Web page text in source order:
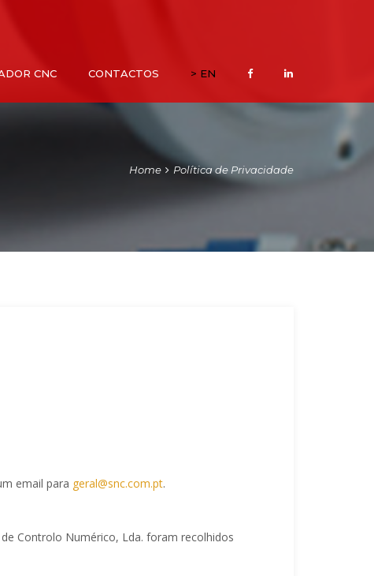
CNC CONTACTOS > EN
Home Política de Privacidade
email para geral@snc.com.pt.
Controlo Numérico, Lda. foram recolhidos